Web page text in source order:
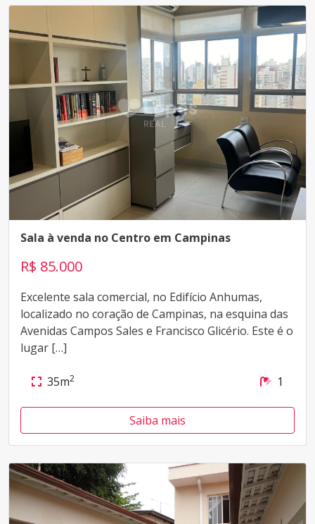
Sala à venda no Centro em Campinas
R$ 85.000
Excelente sala comercial, no Edifício Anhumas,
localizado no coração de Campinas, na esquina das
Avenidas Campos Sales e Francisco Glicério. Este é o
lugar […]
35m2 1
Saiba mais